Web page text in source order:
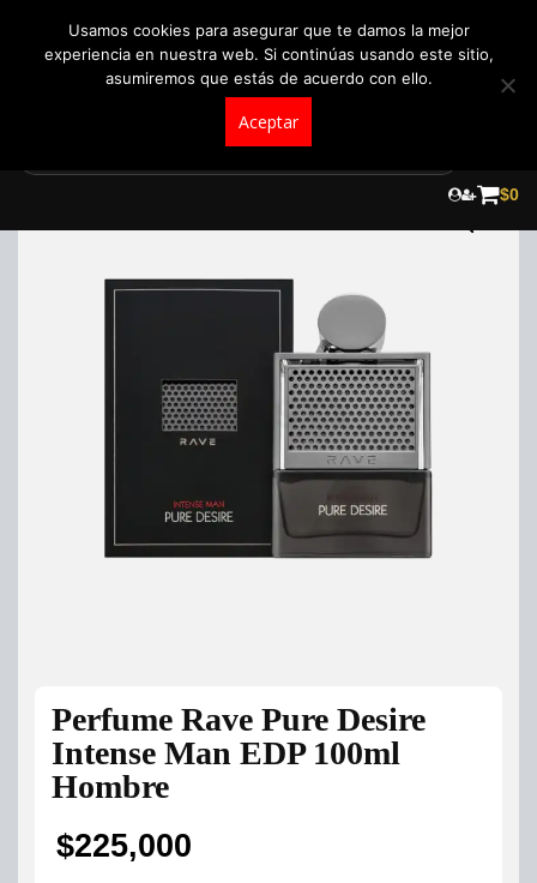
$0
Perfume Rave Pure Desire
Intense Man EDP 100ml
Hombre
$225,000
Usamos cookies para asegurar que te damos la mejor
experiencia en nuestra web. Si continúas usando este sitio,
asumiremos que estás de acuerdo con ello.
Aceptar